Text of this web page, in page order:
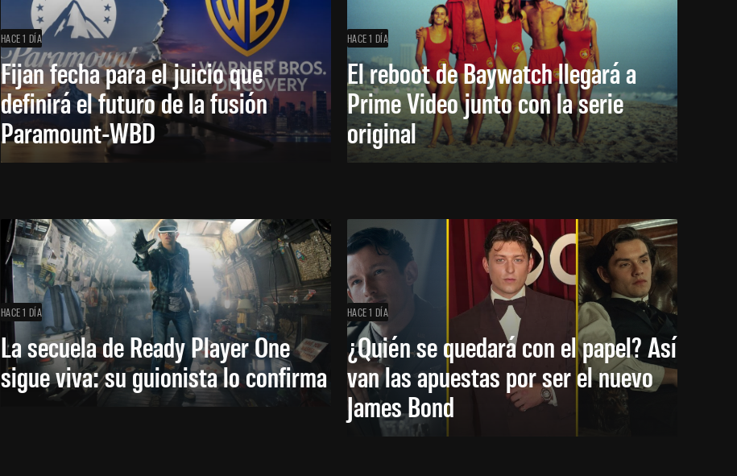
HACE 1 DÍA
Fijan fecha para el juicio que
definirá el futuro de la fusión
Paramount-WBD
HACE 1 DÍA
El reboot de Baywatch llegará a
Prime Video junto con la serie
original
HACE 1 DÍA
La secuela de Ready Player One
sigue viva: su guionista lo confirma
HACE 1 DÍA
¿Quién se quedará con el papel? Así
van las apuestas por ser el nuevo
James Bond